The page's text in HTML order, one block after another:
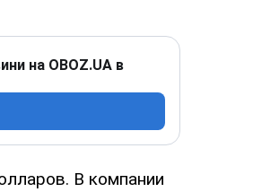
на OBOZ.UA в
В компании